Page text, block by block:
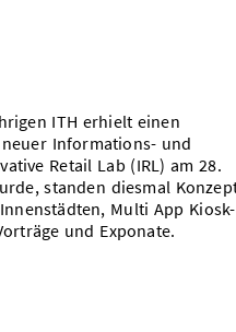
ITH erhielt einen
Informations- und
Retail Lab (IRL) am 28.
standen diesmal
Multi App Kiosk-
und Exponate.